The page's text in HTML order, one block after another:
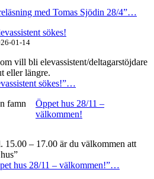
med Tomas Sjödin 28/4”…
sökes!
01-14
vill bli elevassistent/deltagarstöjdare
eller längre.
sökes!”…
Öppet hus 28/11 –
välkommen!
15.00 – 17.00 är du välkommen att
hus 28/11 – välkommen!”…